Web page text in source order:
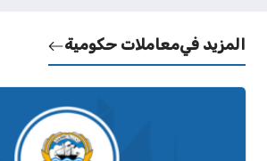
المزيد فيمعاملات حكومية